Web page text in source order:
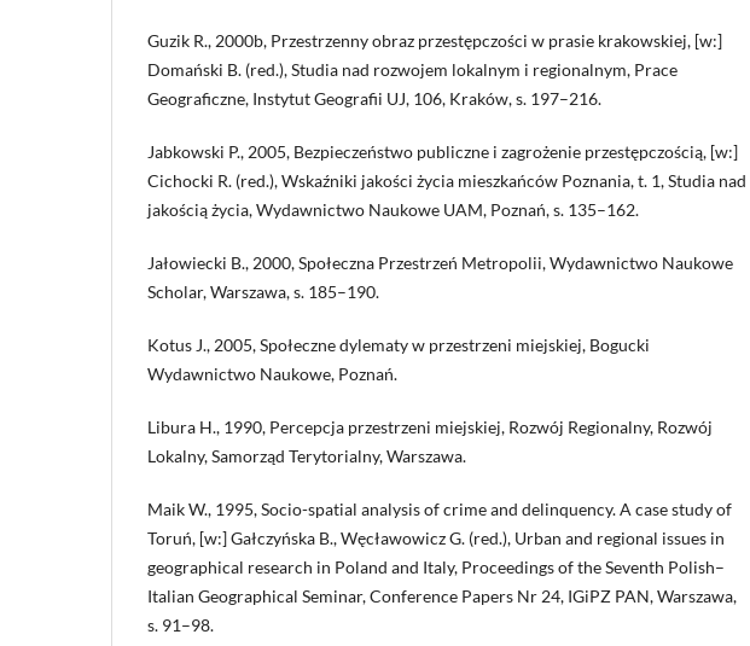
Guzik R., 2000b, Przestrzenny obraz przestępczości w prasie krakowskiej, [w:]
Domański B. (red.), Studia nad rozwojem lokalnym i regionalnym, Prace
Geograficzne, Instytut Geografii UJ, 106, Kraków, s. 197–216.
Jabkowski P., 2005, Bezpieczeństwo publiczne i zagrożenie przestępczością, [w:]
Cichocki R. (red.), Wskaźniki jakości życia mieszkańców Poznania, t. 1, Studia nad
jakością życia, Wydawnictwo Naukowe UAM, Poznań, s. 135–162.
Jałowiecki B., 2000, Społeczna Przestrzeń Metropolii, Wydawnictwo Naukowe
Scholar, Warszawa, s. 185–190.
Kotus J., 2005, Społeczne dylematy w przestrzeni miejskiej, Bogucki
Wydawnictwo Naukowe, Poznań.
Libura H., 1990, Percepcja przestrzeni miejskiej, Rozwój Regionalny, Rozwój
Lokalny, Samorząd Terytorialny, Warszawa.
Maik W., 1995, Socio-spatial analysis of crime and delinquency. A case study of
Toruń, [w:] Gałczyńska B., Węcławowicz G. (red.), Urban and regional issues in
geographical research in Poland and Italy, Proceedings of the Seventh Polish–
Italian Geographical Seminar, Conference Papers Nr 24, IGiPZ PAN, Warszawa,
s. 91–98.